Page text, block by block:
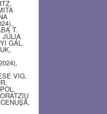
T.
JÚLIA
GÁL,
VIG,